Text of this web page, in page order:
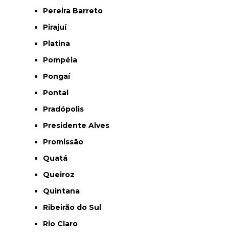
Pereira Barreto
Pirajuí
Platina
Pompéia
Pongaí
Pontal
Pradópolis
Presidente Alves
Promissão
Quatá
Queiroz
Quintana
Ribeirão do Sul
Rio Claro